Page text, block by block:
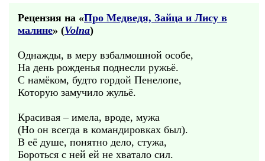
Рецензия на «Про Медведя, Зайца и Лису в
малине» (Volna)
Однажды, в меру взбалмошной особе,
На день рожденья поднесли ружьё.
С намёком, будто гордой Пенелопе,
Которую замучило жульё.
Красивая – имела, вроде, мужа
(Но он всегда в командировках был).
В её душе, понятно дело, стужа,
Бороться с ней ей не хватало сил.